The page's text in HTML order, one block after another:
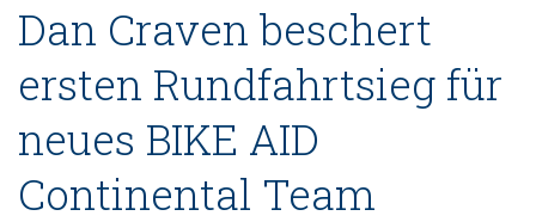
Dan Craven beschert
ersten Rundfahrtsieg für
neues BIKE AID
Continental Team